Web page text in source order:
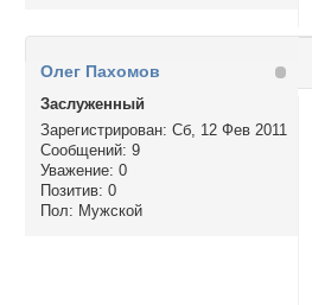
Олег Пахомов
Заслуженный
Зарегистрирован: Сб, 12 Фев 2011
Сообщений: 9
Уважение: 0
Позитив: 0
Пол: Мужской